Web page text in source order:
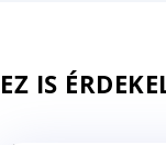
EZ IS